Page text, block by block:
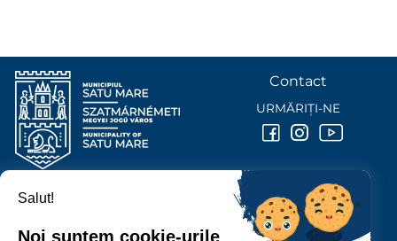
PRIMĂRIA MUNICIPIULUI
Contact
URMĂRIȚI-NE
Salut!
Noi suntem cookie-urile